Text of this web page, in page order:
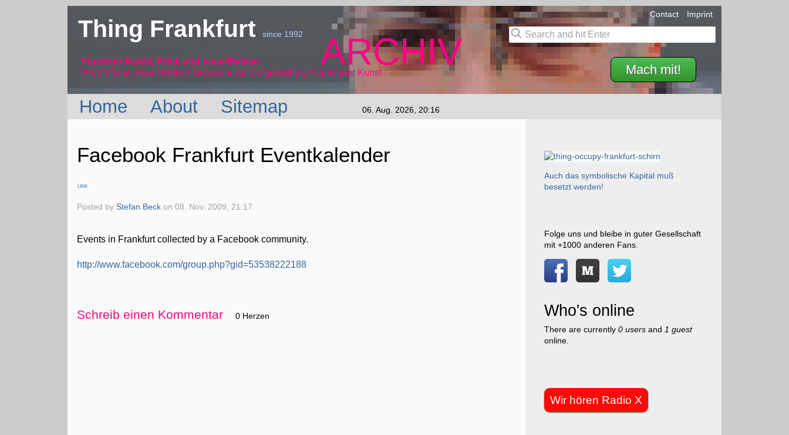
Thing Frankfurtsince 1992
Frankfurt Kunst, Kritik und neue Medien
Art, Critique, New Media // Netzwerk
ARCHIV
zur Umgestaltung Frankfurter Kunst Mach mit!
Contact Imprint
Home About Sitemap 06. Aug. 2026, 20:16
Facebook Frankfurt Eventkalender
LINK
Posted byStefan Beck on08. Nov. 2009, 21:17
Events in Frankfurt collected by a Facebook community.
http://www.facebook.com/group.php?gid=53538222188
Schreib einen Kommentar 0 Herzen
Auch das symbolische Kapital muß
besetzt werden!
Folge uns und bleibe in guter Gesellschaft
mit +1000 anderen Fans.
Who's online
There are currently 0 usersand 1 guest
online.
Wir hören Radio X